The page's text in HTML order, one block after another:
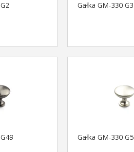
Gałka GM-330 G3
Gałka GM-330 G5